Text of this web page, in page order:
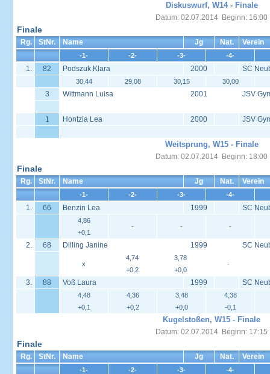
Diskuswurf, W14 - Finale
Datum: 02.07.2014 Beginn: 16:00
Finale
Rg. StNr. Name Jg Nat. Verein
-1- -2- -3- -4-
1. 82 Podszuk Klara 2000 SC
30,44 29,08 30,15 30,00
3 Wittmann Luisa 2001 JSV
1 Hontzia Lea 2000 JSV
Weitsprung, W15 - Finale
Datum: 02.07.2014 Beginn: 18:00
Finale
Rg. StNr. Name Jg Nat. Verein
-1- -2- -3- -4-
1. 66 Benzin Lea 1999 SC
4,86
+0,1
- - -
2. 68 Dilling Janine 1999 SC
x
4,74
+0,2
3,78
+0,0
-
3. 88 Voß Laura 1999 SC
4,48
+0,1
4,36
+0,2
3,48
+0,0
4,38
-0,1
Kugelstoßen, W15 - Finale
Datum: 02.07.2014 Beginn: 17:15
Finale
Rg. StNr. Name Jg Nat. Verein
-1- -2- -3- -4-